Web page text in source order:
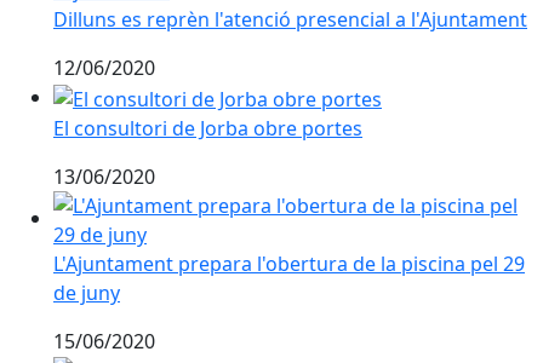
Dilluns es reprèn l'atenció presencial a l'Ajuntament
12/06/2020
El consultori de Jorba obre portes
El consultori de Jorba obre portes
13/06/2020
L'Ajuntament prepara l'obertura de la piscina pel 29
L'Ajuntament prepara l'obertura de la piscina pel 29
de juny
15/06/2020